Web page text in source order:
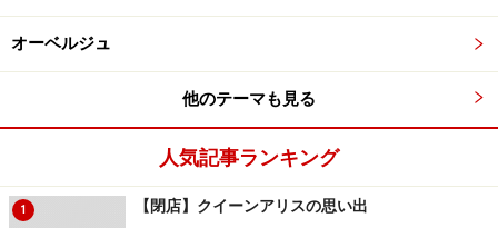
オーベルジュ
他のテーマも見る
人気記事ランキング
1 【閉店】クイーンアリスの思い出